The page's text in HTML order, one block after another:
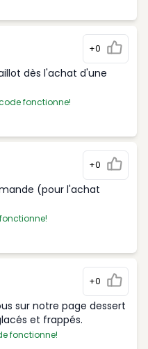
+0
dès l'achat d'une
fonctionne!
+0
(pour l'achat
+0
sur notre page dessert
et frappés.
fonctionne!